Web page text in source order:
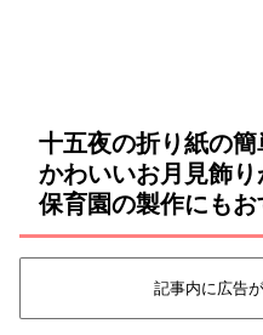
十五夜の折り紙の
かわいいお月見飾
保育園の製作にもお
記事内に広告